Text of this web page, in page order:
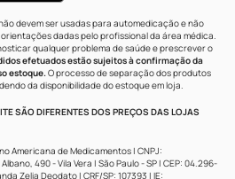
devem ser usadas para automedicação e não
dadas pelo profissional da área médica.
qualquer problema de saúde e prescrever o
efetuados estão sujeitos à confirmação da
estoque.O processo de separação dos produtos
da disponibilidade do estoque em loja.
SÃO DIFERENTES DOS PREÇOS DAS LOJAS
Americana de Medicamentos | CNPJ:
490 - Vila Vera | São Paulo - SP | CEP: 04.296-
Zelia Deodato | CRF/SP: 107393 | IE: